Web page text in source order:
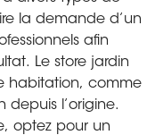
la demande d’un
afin
Le store jardin
habitation, comme
depuis l’origine.
optez pour un